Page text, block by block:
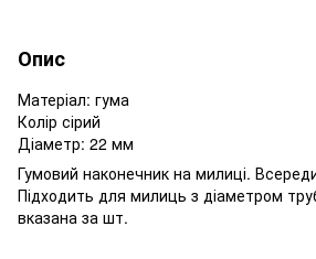
Опис
Матеріал: гума
Колір сірий
Діаметр: 22 мм
Гумовий наконечник на милиці.
Підходить для милиць з діаметром
вказана за шт.